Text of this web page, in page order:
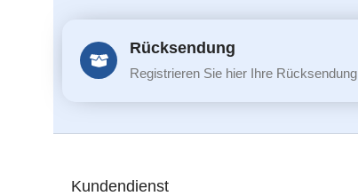
Rücksendung
Registrieren Sie hier Ihre Rücksendung
Kundendienst